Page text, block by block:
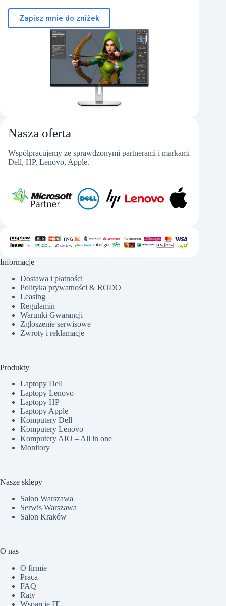
Zapisz mnie do zniżek
Nasza oferta
Współpracujemy ze sprawdzonymi partnerami i markami
Dell, HP, Lenovo, Apple.
Informacje
Dostawa i płatności
Polityka prywatności & RODO
Leasing
Regulamin
Warunki Gwarancji
Zgłoszenie serwisowe
Zwroty i reklamacje
Produkty
Laptopy Dell
Laptopy Lenovo
Laptopy HP
Laptopy Apple
Komputery Dell
Komputery Lenovo
Komputery AIO – All in one
Monitory
Nasze sklepy
Salon Warszawa
Serwis Warszawa
Salon Kraków
O nas
O firmie
Praca
FAQ
Raty
Wsparcie IT